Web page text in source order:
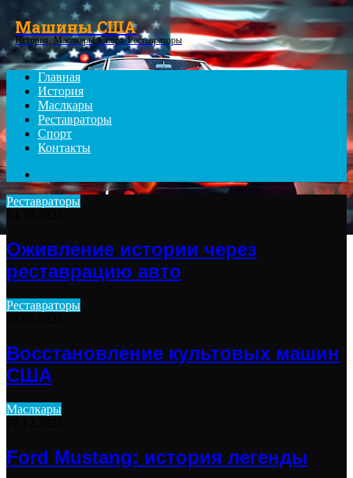
Menu
Машины США
История, Маслкары, Спорт, Реставраторы
Главная
История
Маслкары
Реставраторы
Спорт
Контакты
for
Реставраторы
Оживление истории через
реставрацию авто
Реставраторы
Восстановление культовых машин
США
Маслкары
Ford Mustang: история легенды